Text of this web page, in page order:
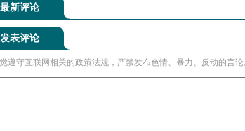
最新评论
发表评论
遵守互联网相关的政策法规，严禁发布色情、暴力、反动的言论